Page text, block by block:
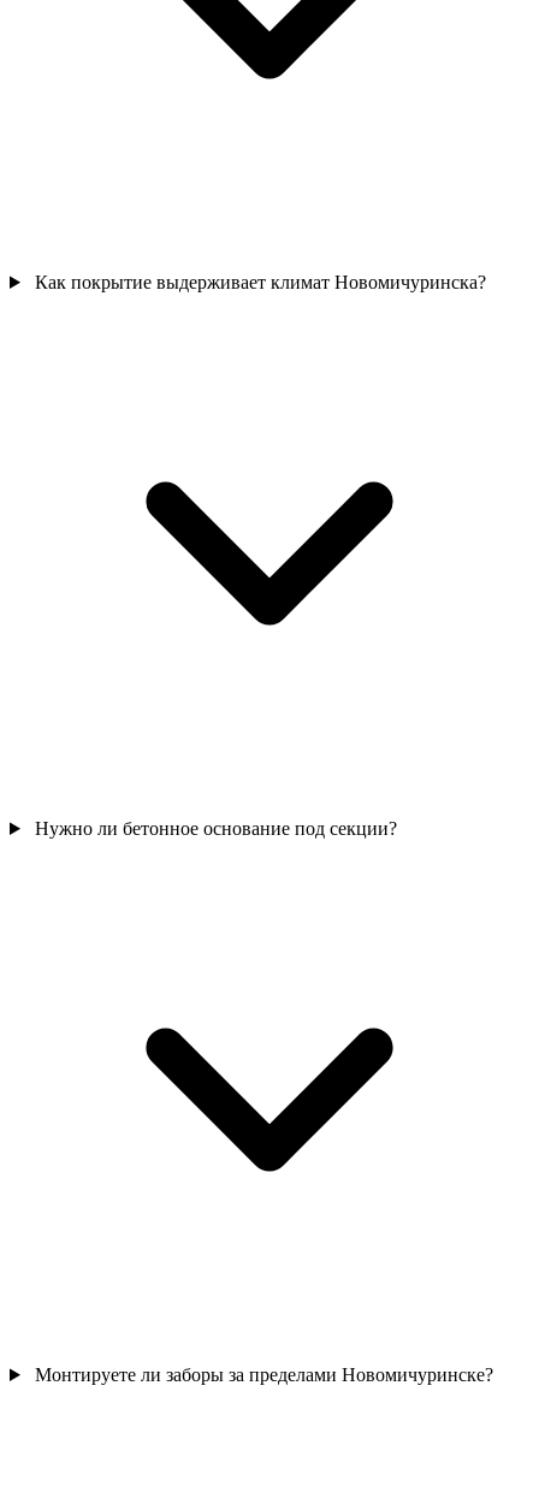
Как покрытие выдерживает климат Новомичуринска?
Нужно ли бетонное основание под секции?
Монтируете ли заборы за пределами Новомичуринске?